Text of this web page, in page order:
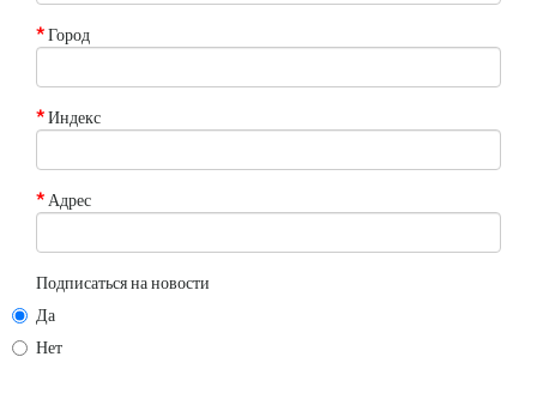
Город
Индекс
Адрес
Подписаться на новости
Да
Нет